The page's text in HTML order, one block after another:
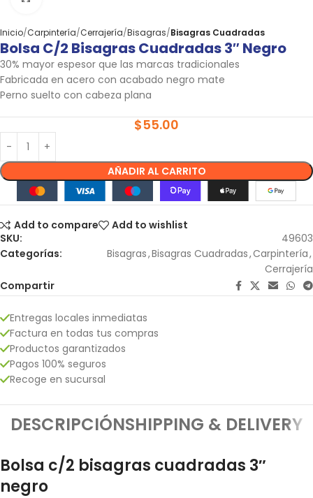
Inicio Carpintería Cerrajería Bisagras Bisagras Cuadradas
Bolsa C/2 Bisagras Cuadradas 3″ Negro
30% mayor espesor que las marcas tradicionales
Fabricada en acero con acabado negro mate
Perno suelto con cabeza plana
$55.00
AÑADIR AL CARRITO
Add to compare
Add to wishlist
SKU:
49603
Categorías:
Bisagras,Bisagras Cuadradas,Carpintería,
Cerrajería
Compartir
Entregas locales inmediatas
Factura en todas tus compras
Productos garantizados
Pagos 100% seguros
Recoge en sucursal
DESCRIPCIÓNSHIPPING & DELIVERY
Bolsa c/2 bisagras cuadradas 3″
negro